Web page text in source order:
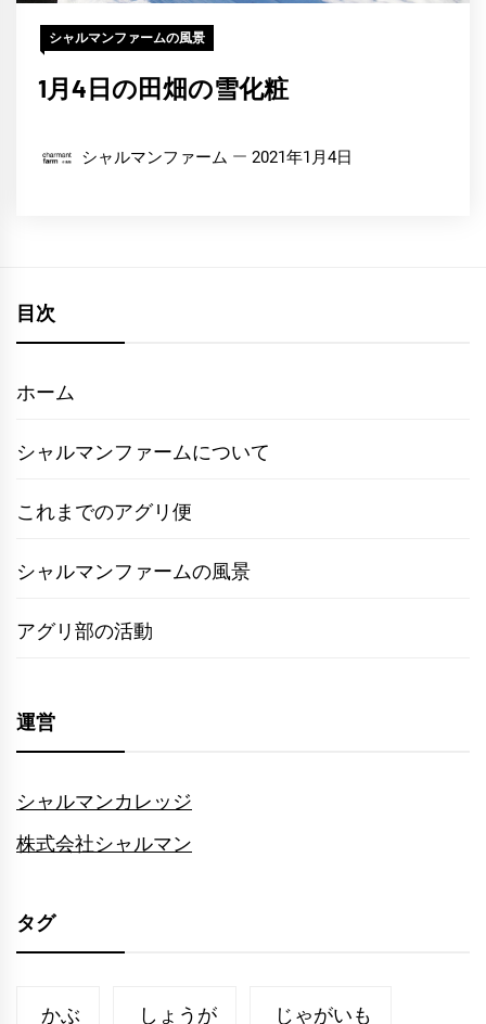
シャルマンファームの風景
1月4日の田畑の雪化粧
シャルマンファーム 2021年1月4日
目次
ホーム
シャルマンファームについて
これまでのアグリ便
シャルマンファームの風景
アグリ部の活動
運営
シャルマンカレッジ
株式会社シャルマン
タグ
かぶ しょうが じゃがいも